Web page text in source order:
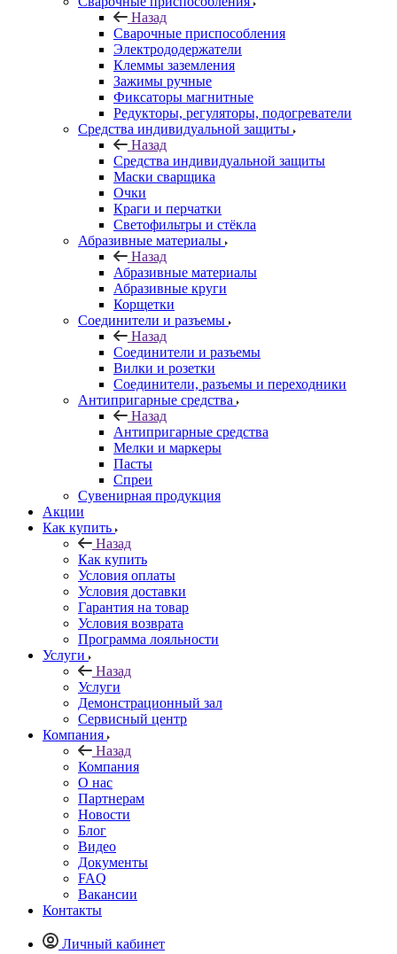
Назад
Сварочные приспособления
Электрододержатели
Клеммы заземления
Зажимы ручные
Фиксаторы магнитные
Редукторы, регуляторы, подогреватели
Средства индивидуальной защиты
Назад
Средства индивидуальной защиты
Маски сварщика
Очки
Краги и перчатки
Светофильтры и стёкла
Абразивные материалы
Назад
Абразивные материалы
Абразивные круги
Корщетки
Соединители и разъемы
Назад
Соединители и разъемы
Вилки и розетки
Соединители, разъемы и переходники
Антипригарные средства
Назад
Антипригарные средства
Мелки и маркеры
Пасты
Спреи
Сувенирная продукция
Акции
Как купить
Назад
Как купить
Условия оплаты
Условия доставки
Гарантия на товар
Условия возврата
Программа лояльности
Услуги
Назад
Услуги
Демонстрационный зал
Сервисный центр
Компания
Назад
Компания
О нас
Партнерам
Новости
Блог
Видео
Документы
FAQ
Вакансии
Контакты
Личный кабинет